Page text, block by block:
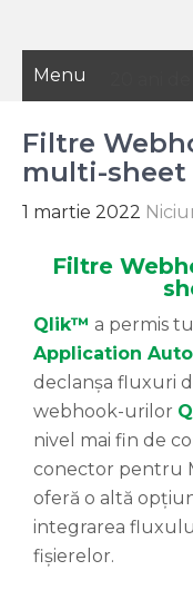
Menu
Filtre
multi-sheet
1 martie 2022
Filtre
Qlik™ a permis
Application
declanșa fluxuri
webhook-urilor
nivel mai fin de
conector pentru
oferă o altă
integrarea
fișierelor.